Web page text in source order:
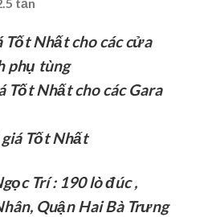
tấn
Tốt Nhất cho các cửa
phụ tùng
Tốt Nhất cho các Gara
giá Tốt Nhất
Trí : 190 lò đúc ,
Quận Hai Bà Trưng